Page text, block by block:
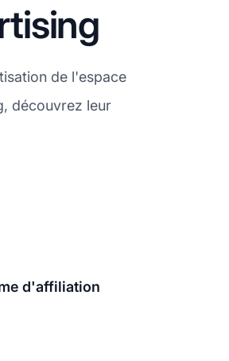
de l'espace
découvrez leur
d'affiliation